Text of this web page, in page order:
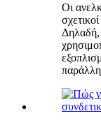
Οι
Δηλαδή,